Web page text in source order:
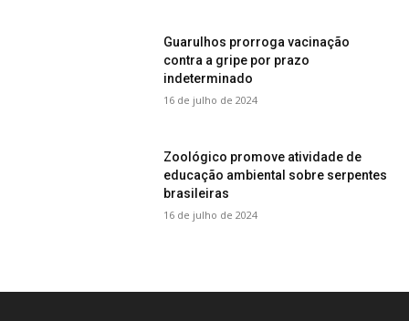
Guarulhos prorroga vacinação
contra a gripe por prazo
indeterminado
16 de julho de 2024
Zoológico promove atividade de
educação ambiental sobre serpentes
brasileiras
16 de julho de 2024